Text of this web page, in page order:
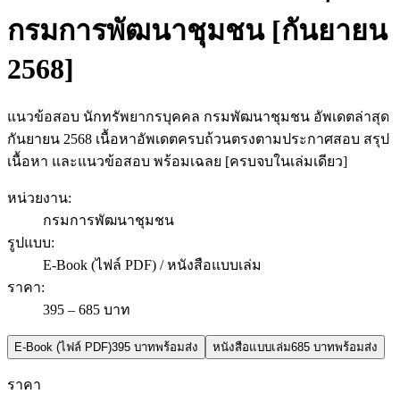
กรมการพัฒนาชุมชน [กันยายน
2568]
แนวข้อสอบ นักทรัพยากรบุคคล กรมพัฒนาชุมชน อัพเดตล่าสุด
กันยายน 2568 เนื้อหาอัพเดตครบถ้วนตรงตามประกาศสอบ สรุป
เนื้อหา และแนวข้อสอบ พร้อมเฉลย [ครบจบในเล่มเดียว]
หน่วยงาน:
กรมการพัฒนาชุมชน
รูปแบบ:
E-Book (ไฟล์ PDF) / หนังสือแบบเล่ม
ราคา:
395 – 685 บาท
E-Book (ไฟล์ PDF)395 บาทพร้อมส่ง หนังสือแบบเล่ม685 บาทพร้อมส่ง
ราคา